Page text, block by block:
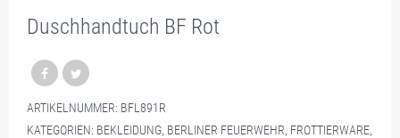
Duschhandtuch BF Rot
ARTIKELNUMMER: BFL891R
KATEGORIEN: BEKLEIDUNG, BERLINER FEUERWEHR, FROTTIERWARE,